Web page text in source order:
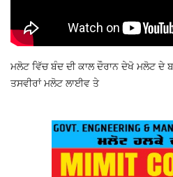
ਮਲੋਟ ਵਿੱਚ ਬੰਦ ਦੀ ਕਾਲ ਦੌਰਾਨ ਦੇਖੋ ਮਲੋਟ ਦੇ
ਤਸਵੀਰਾਂ ਮਲੋਟ ਲਾਈਵ ਤੇ